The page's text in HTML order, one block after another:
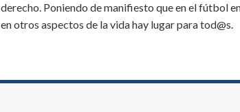
derecho. Poniendo de manifiesto que en el fútbol
en otros aspectos de la vida hay lugar para tod@s.